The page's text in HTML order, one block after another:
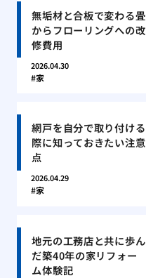
無垢材と合板で変わる畳
からフローリングへの改
修費用
2026.04.30
家
網戸を自分で取り付ける
際に知っておきたい注意
点
2026.04.29
家
地元の工務店と共に歩ん
だ築40年の家リフォー
ム体験記